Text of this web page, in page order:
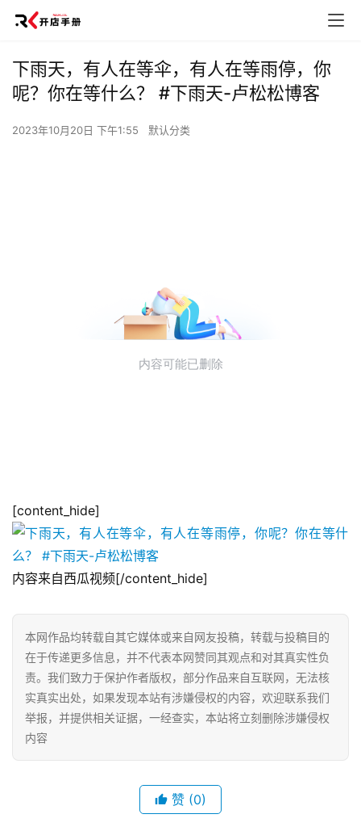
下雨天，有人在等伞，有人在等雨停，你
呢？你在等什么？ #下雨天-卢松松博客
2023年10月20日 下午1:55 默认分类
[content_hide]
内容来自西瓜视频[/content_hide]
本网作品均转载自其它媒体或来自网友投稿，转载与投稿目的
在于传递更多信息，并不代表本网赞同其观点和对其真实性负
责。我们致力于保护作者版权，部分作品来自互联网，无法核
实真实出处，如果发现本站有涉嫌侵权的内容，欢迎联系我们
举报，并提供相关证据，一经查实，本站将立刻删除涉嫌侵权
内容
赞 (0)